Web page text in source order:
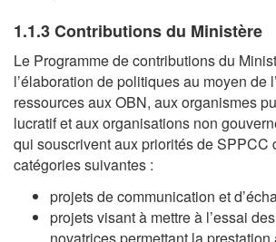
1.1.3 Contributions du Ministère
Le Programme de contributions du
l’élaboration de politiques au moyen de
ressources aux OBN, aux organismes
lucratif et aux organisations non
qui souscrivent aux priorités de SPPCC
catégories suivantes :
projets de communication et
projets visant à mettre à l’essai
novatrices permettant la